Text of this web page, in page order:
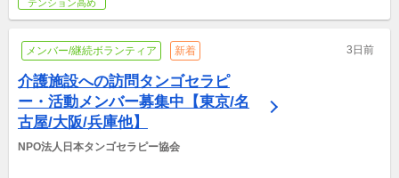
テンション高め
メンバー/継続ボランティア 新着 3日前
介護施設への訪問タンゴセラピ
ー・活動メンバー募集中【東京/名
古屋/大阪/兵庫他】
NPO法人日本タンゴセラピー協会